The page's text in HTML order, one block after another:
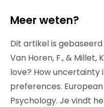
Meer weten?
Dit artikel is
Van Horen, F., & Millet,
love? How
preferences.
Psychology. Je vindt